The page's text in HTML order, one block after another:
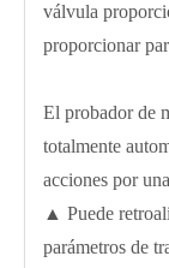
válvula
proporcionar
El probador de
totalmente
acciones por
▲ Puede
parámetros de